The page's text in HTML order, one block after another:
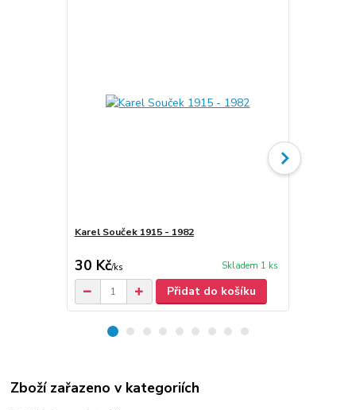
Karel Souček 1915 - 1982
30 Kč/ks Skladem 1 ks
Přidat do košíku
Zboží zařazeno v kategoriích